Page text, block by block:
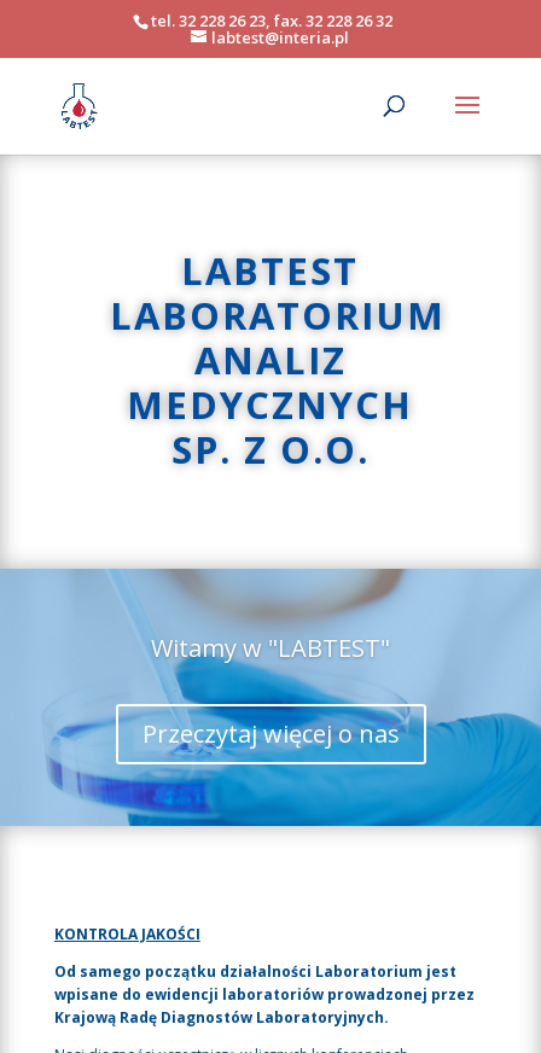
tel. 32 228 26 23, fax. 32 228 26 32
labtest@interia.pl
LABTEST
LABORATORIUM
ANALIZ
MEDYCZNYCH
SP. Z O.O.
Witamy w "LABTEST"
Przeczytaj więcej o nas
KONTROLA JAKOŚCI
Od samego początku działalności Laboratorium jest
wpisane do ewidencji laboratoriów prowadzonej przez
Krajową Radę Diagnostów Laboratoryjnych.